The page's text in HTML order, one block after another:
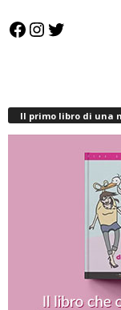
Facebook
Instagram
Twitter
Il primo libro di una